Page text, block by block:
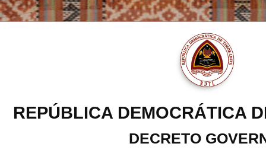
REPÚBLICA DEMOCRÁTICA
DECRETO